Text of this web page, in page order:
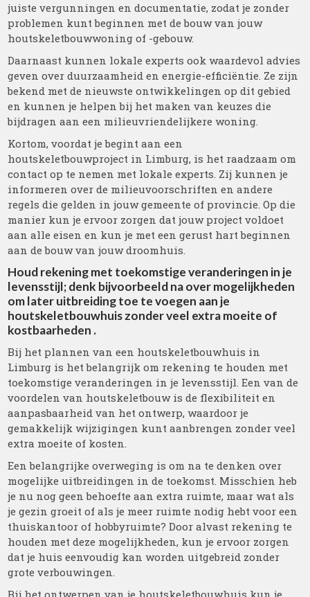
juiste vergunningen en documentatie, zodat je zonder
problemen kunt beginnen met de bouw van jouw
houtskeletbouwwoning of -gebouw.
Daarnaast kunnen lokale experts ook waardevol advies
geven over duurzaamheid en energie-efficiëntie. Ze zijn
bekend met de nieuwste ontwikkelingen op dit gebied
en kunnen je helpen bij het maken van keuzes die
bijdragen aan een milieuvriendelijkere woning.
Kortom, voordat je begint aan een
houtskeletbouwproject in Limburg, is het raadzaam om
contact op te nemen met lokale experts. Zij kunnen je
informeren over de milieuvoorschriften en andere
regels die gelden in jouw gemeente of provincie. Op die
manier kun je ervoor zorgen dat jouw project voldoet
aan alle eisen en kun je met een gerust hart beginnen
aan de bouw van jouw droomhuis.
Houd rekening met toekomstige veranderingen in je
levensstijl; denk bijvoorbeeld na over mogelijkheden
om later uitbreiding toe te voegen aan je
houtskeletbouwhuis zonder veel extra moeite of
kostbaarheden .
Bij het plannen van een houtskeletbouwhuis in
Limburg is het belangrijk om rekening te houden met
toekomstige veranderingen in je levensstijl. Een van de
voordelen van houtskeletbouw is de flexibiliteit en
aanpasbaarheid van het ontwerp, waardoor je
gemakkelijk wijzigingen kunt aanbrengen zonder veel
extra moeite of kosten.
Een belangrijke overweging is om na te denken over
mogelijke uitbreidingen in de toekomst. Misschien heb
je nu nog geen behoefte aan extra ruimte, maar wat als
je gezin groeit of als je meer ruimte nodig hebt voor een
thuiskantoor of hobbyruimte? Door alvast rekening te
houden met deze mogelijkheden, kun je ervoor zorgen
dat je huis eenvoudig kan worden uitgebreid zonder
grote verbouwingen.
Bij het ontwerpen van je houtskeletbouwhuis kun je